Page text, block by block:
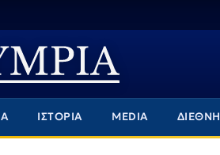
ΙΣΤΟΡΙΑ MEDIA ΔΙΕΘΝΗ